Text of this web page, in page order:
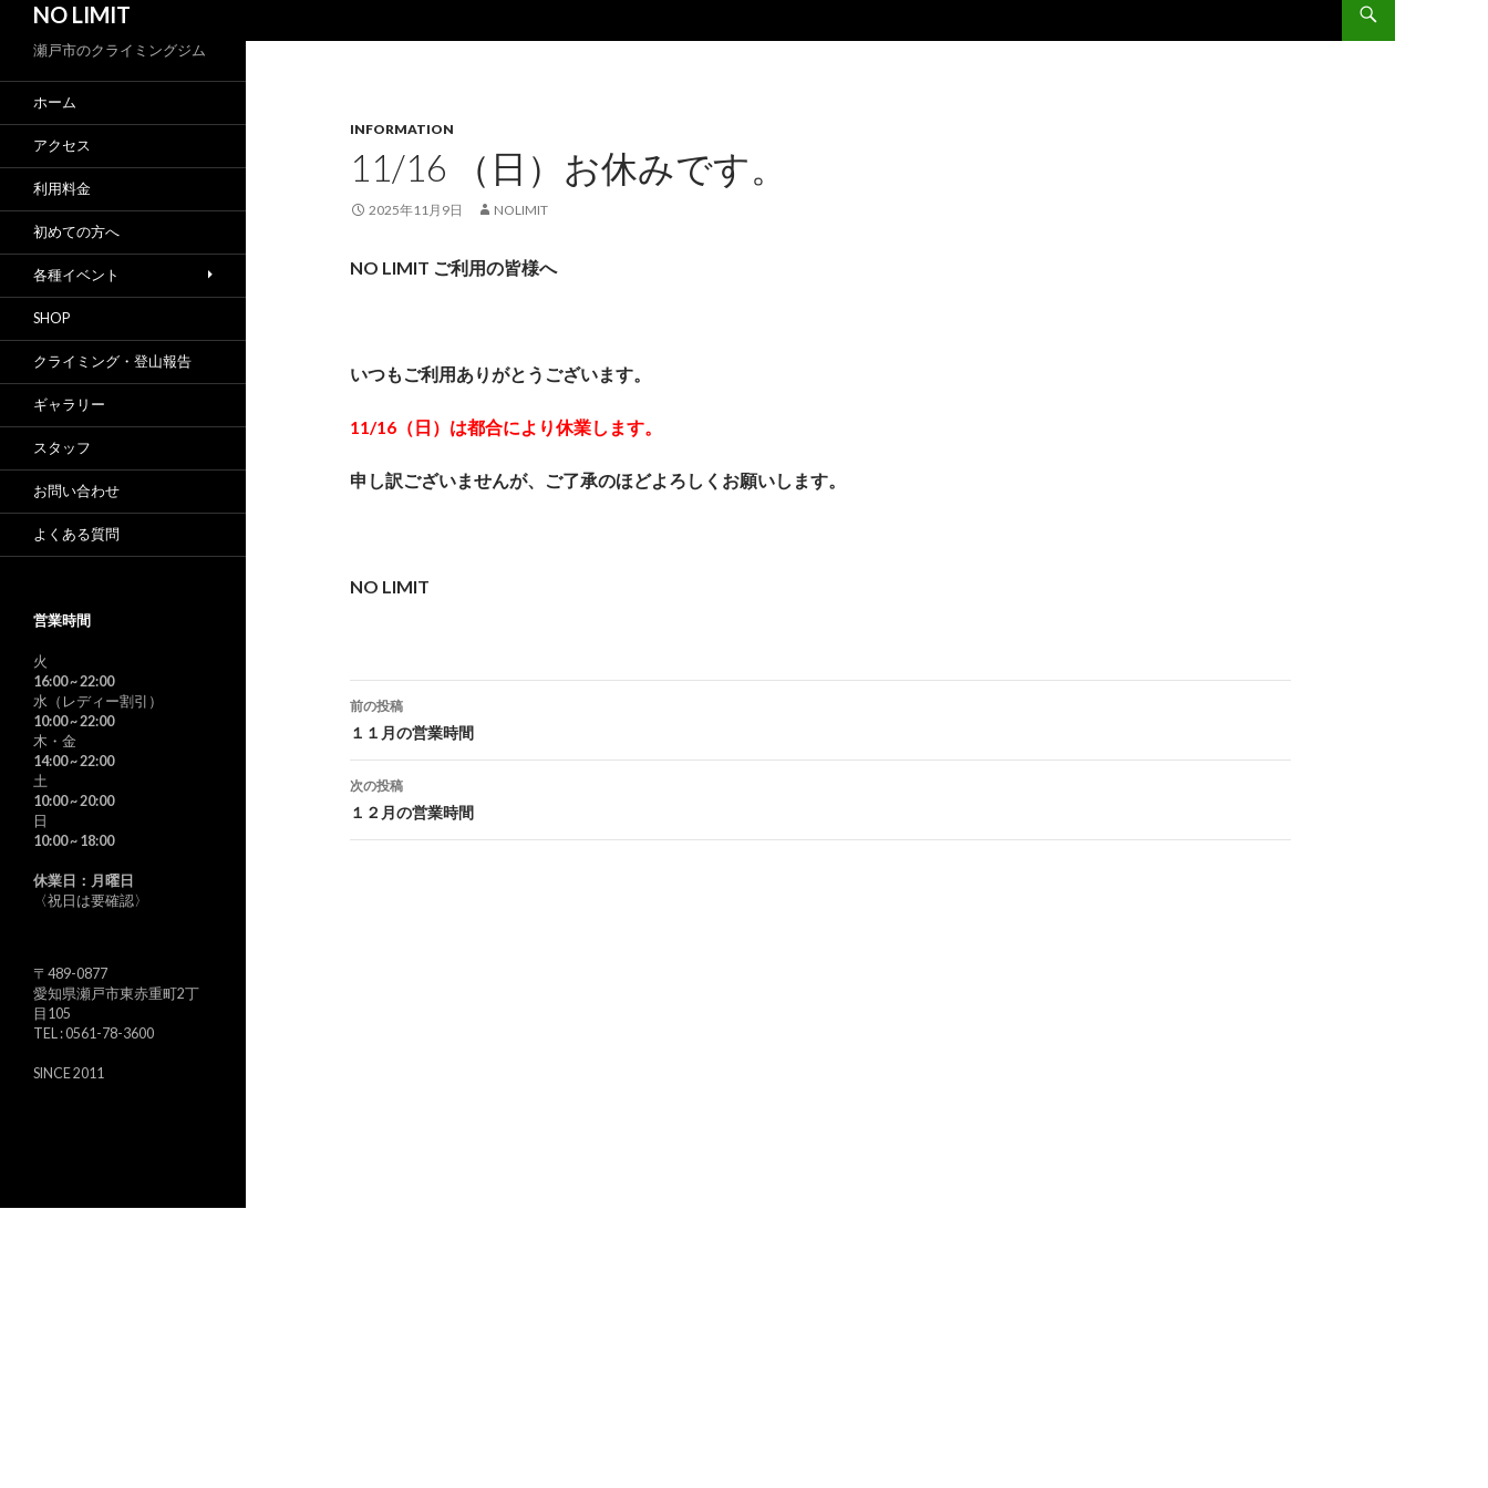
NO LIMIT
INFORMATION
11/16 （日）お休みです。
2025年11月9日 NOLIMIT
NO LIMIT ご利用の皆様へ
いつもご利用ありがとうございます。
11/16（日）は都合により休業します。
申し訳ございませんが、ご了承のほどよろしくお願いします。
NO LIMIT
投
稿
ナ
ビ
ゲ
前の投稿
１１月の営業時間
次の投稿
１２月の営業時間
瀬戸市のクライミングジム
ホーム
アクセス
利用料金
初めての方へ
各種イベント
SHOP
クライミング・登山報告
ギャラリー
スタッフ
お問い合わせ
よくある質問
営業時間
火
16:00~ 22:00
水（レディー割引）
10:00~ 22:00
木・金
14:00~ 22:00
土
10:00~ 20:00
日
10:00~ 18:00
休業日：月曜日
〈祝日は要確認〉
〒489-0877
愛知県瀬戸市東赤重町2丁
目105
TEL : 0561-78-3600
SINCE 2011